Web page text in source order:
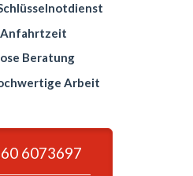
Beratung
Arbeit
6073697